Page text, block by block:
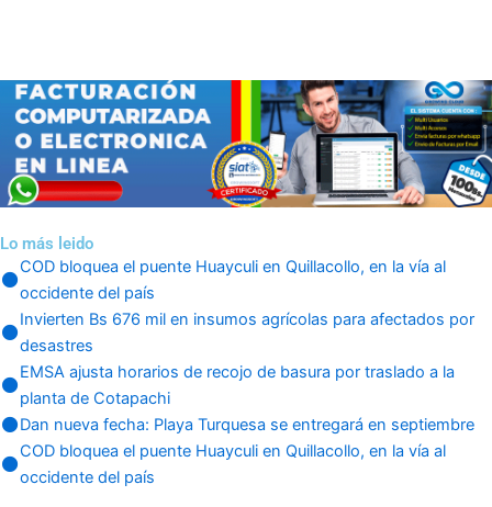
Lo más leido
COD bloquea el puente Huayculi en Quillacollo, en la vía al
occidente del país
Invierten Bs 676 mil en insumos agrícolas para afectados por
desastres
EMSA ajusta horarios de recojo de basura por traslado a la
planta de Cotapachi
Dan nueva fecha: Playa Turquesa se entregará en septiembre
COD bloquea el puente Huayculi en Quillacollo, en la vía al
occidente del país